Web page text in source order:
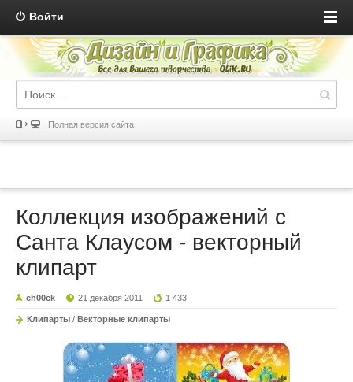
Войти
Полная версия сайта
Коллекция изображений с
Санта Клаусом - векторный
клипарт
ch00ck 21 декабря 2011 1 433
Клипарты / Векторные клипарты